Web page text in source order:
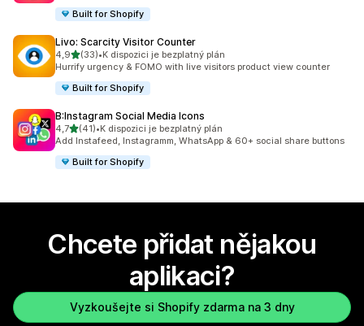
Built for Shopify
Livo: Scarcity Visitor Counter
4,9z 5 hvězd
(33)
Celkový počet recenzí: 33
•K dispozici je bezplatný plán
Hurrify urgency & FOMO with live visitors product view counter
Built for Shopify
B:Instagram Social Media Icons
4,7z 5 hvězd
(41)
Celkový počet recenzí: 41
•K dispozici je bezplatný plán
Add Instafeed, Instagramm, WhatsApp & 60+ social share buttons
Built for Shopify
Chcete přidat nějakou
aplikaci?
Vyzkoušejte si Shopify zdarma na 3 dny